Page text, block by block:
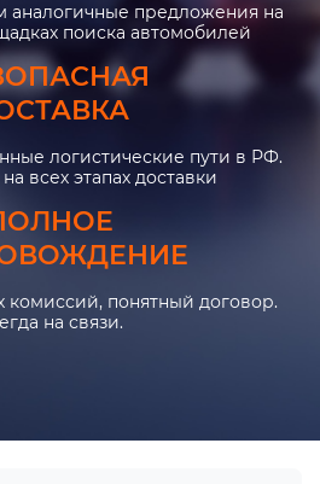
аналогичные предложения на
поиска автомобилей
логистические пути в РФ.
всех этапах доставки
комиссий, понятный договор.
на связи.